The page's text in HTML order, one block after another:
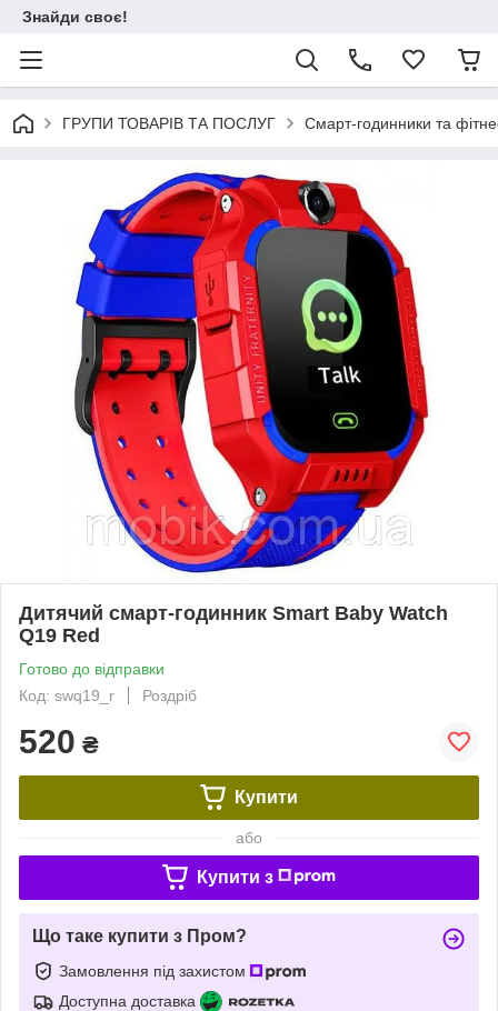
Знайди своє!
ГРУПИ ТОВАРІВ ТА ПОСЛУГ Смарт-годинники та
Дитячий смарт-годинник Smart Baby Watch
Q19 Red
Готово до відправки
Код: swq19_r
Роздріб
520 ₴
Купити
або
Купити з
Що таке купити з Пром?
Замовлення під захистом
Доступна доставка